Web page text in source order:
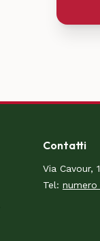
Contatti
Via Cavour,
Tel: